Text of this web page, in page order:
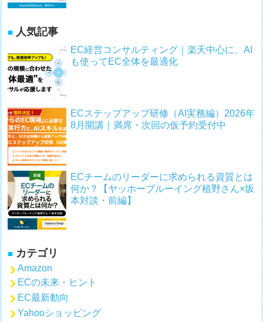
人気記事
EC経営コンサルティング｜楽天中心に、AI
も使ってEC全体を最適化
ECステップアップ研修（AI実務編）2026年
8月開講｜満席・次回の仮予約受付中
ECチームのリーダーに求められる資質とは
何か？【ヤッホーブルーイング植野さん×坂
本対談・前編】
カテゴリ
Amazon
ECの未来・ヒント
EC最新動向
Yahooショッピング